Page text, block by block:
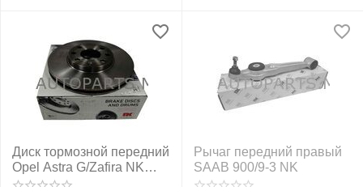
Диск тормозной передний
Opel Astra G/Zafira NK
parts
Рычаг передний правый
SAAB 900/9-3 NK